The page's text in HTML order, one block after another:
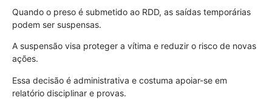
Quando o preso é submetido ao RDD, as saídas temporárias
podem ser suspensas.
A suspensão visa proteger a vítima e reduzir o risco de novas
ações.
Essa decisão é administrativa e costuma apoiar-se em
relatório disciplinar e provas.